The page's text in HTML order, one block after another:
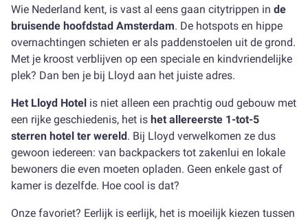
Wie Nederland kent, is vast al eens gaan citytrippen in de
bruisende hoofdstad Amsterdam. De hotspots en hippe
overnachtingen schieten er als paddenstoelen uit de grond.
Met je kroost verblijven op een speciale en kindvriendelijke
plek? Dan ben je bij Lloyd aan het juiste adres.
Het Lloyd Hotel is niet alleen een prachtig oud gebouw met
een rijke geschiedenis, het is het allereerste 1-tot-5
sterren hotel ter wereld. Bij Lloyd verwelkomen ze dus
gewoon iedereen: van backpackers tot zakenlui en lokale
bewoners die even moeten opladen. Geen enkele gast of
kamer is dezelfde. Hoe cool is dat?
Onze favoriet? Eerlijk is eerlijk, het is moeilijk kiezen tussen